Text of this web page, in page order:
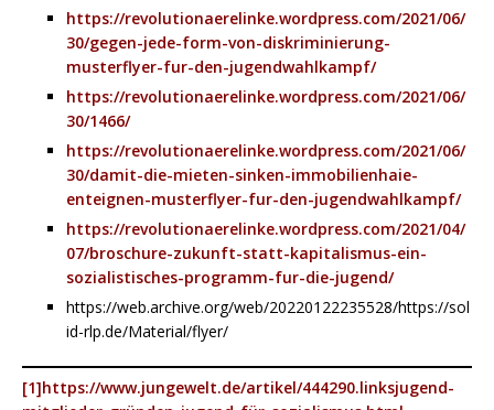
https://revolutionaerelinke.wordpress.com/2021/06/
30/gegen-jede-form-von-diskriminierung-
musterflyer-fur-den-jugendwahlkampf/
https://revolutionaerelinke.wordpress.com/2021/06/
30/1466/
https://revolutionaerelinke.wordpress.com/2021/06/
30/damit-die-mieten-sinken-immobilienhaie-
enteignen-musterflyer-fur-den-jugendwahlkampf/
https://revolutionaerelinke.wordpress.com/2021/04/
07/broschure-zukunft-statt-kapitalismus-ein-
sozialistisches-programm-fur-die-jugend/
https://web.archive.org/web/20220122235528/https://sol
id-rlp.de/Material/flyer/
[1]https://www.jungewelt.de/artikel/444290.linksjugend-